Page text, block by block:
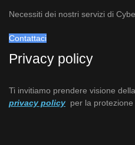
Necessiti dei nostri servizi di
Contattaci
Privacy policy
Ti invitiamo prendere visione
privacy policy per la